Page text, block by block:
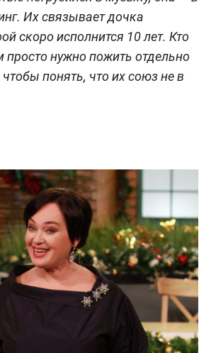
Их связывает дочка
скоро исполнится 10 лет. Кто
просто нужно пожить отдельно
понять, что их союз не в